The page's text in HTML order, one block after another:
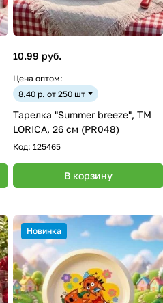
10.99 руб.
Цена оптом:
8.40 р. от 250 шт
Тарелка "Summer breeze", ТМ
LORICA, 26 см (PR048)
Код: 125465
В корзину
Новинка